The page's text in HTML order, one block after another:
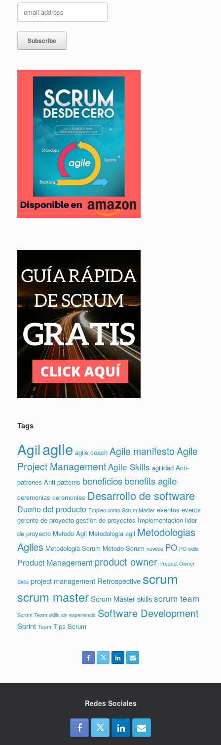
Tags
Agilagile agile coach Agile manifestoAgile
Project ManagementAgile Skills agilidad Anti-
patrones Anti-patterns beneficiosbenefits agile
ceremonias ceremonies Desarrollo de software
Dueño del producto Empleo como Scrum Master eventos events
gerente de proyecto gestion de proyectos Implementación lider
de proyecto Metodo Agil Metodologia agil Metodologias
Agiles Metodologia Scrum Metodo Scrum newbie PO PO skills
Product Management product owner Product Owner
Skills project management Retrospective scrum
scrum masterScrum Master skillsscrum team
Scrum Team skills sin experiencia Software Development
Sprint Team Tips Scrum
Redes Sociales